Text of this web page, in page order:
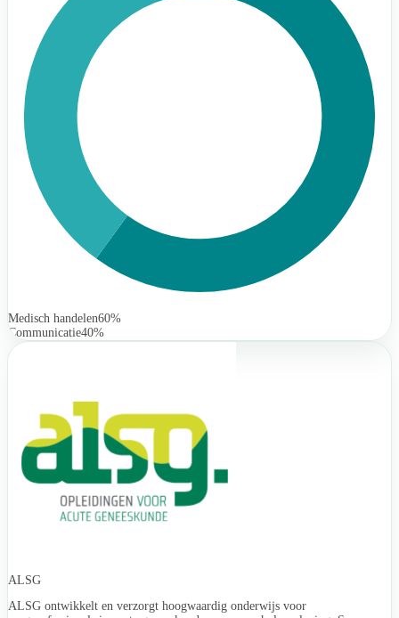
Medisch handelen60%
Communicatie40%
ALSG
ALSG ontwikkelt en verzorgt hoogwaardig onderwijs voor